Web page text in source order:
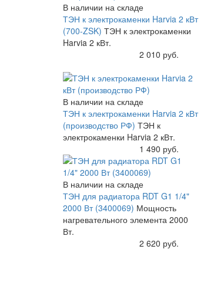
В наличии на складе
ТЭН к электрокаменки Harvia 2 кВт
(700-ZSK) ТЭН к электрокаменки
Harvia 2 кВт.
2 010 руб.
В наличии на складе
ТЭН к электрокаменки Harvia 2 кВт
(производство РФ) ТЭН к
электрокаменки Harvia 2 кВт.
1 490 руб.
В наличии на складе
ТЭН для радиатора RDT G1 1/4"
2000 Вт (3400069) Мощность
нагревательного элемента 2000
Вт.
2 620 руб.